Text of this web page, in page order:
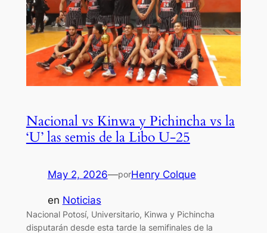
Nacional vs Kinwa y Pichincha vs la
‘U’ las semis de la Libo U-25
May 2, 2026—porHenry Colque
en Noticias
Nacional Potosí, Universitario, Kinwa y Pichincha
disputarán desde esta tarde la semifinales de la